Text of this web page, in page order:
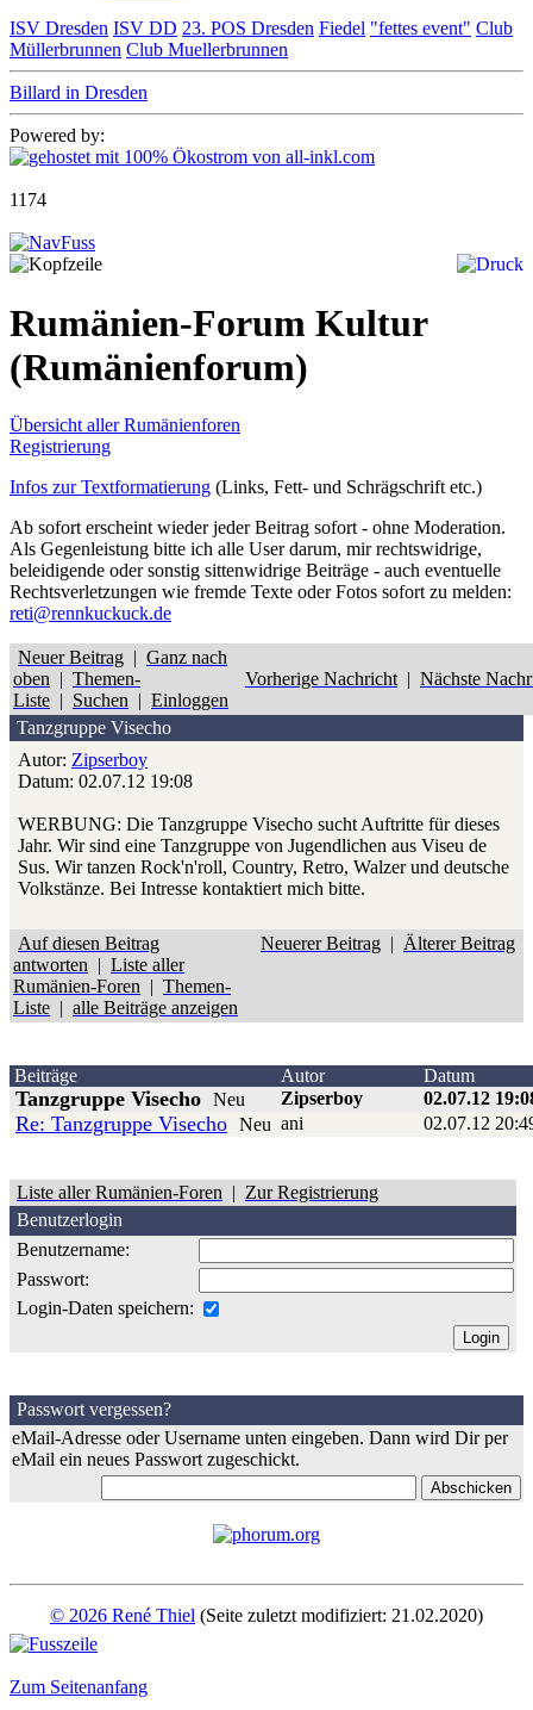
ISV Dresden ISV DD 23. POS Dresden Fiedel "fettes event" Club
Müllerbrunnen Club Muellerbrunnen
Billard in Dresden
Powered by:
1174
Rumänien-Forum Kultur
(Rumänienforum)
Übersicht aller Rumänienforen
Registrierung
Infos zur Textformatierung (Links, Fett- und Schrägschrift etc.)
Ab sofort erscheint wieder jeder Beitrag sofort - ohne Moderation.
Als Gegenleistung bitte ich alle User darum, mir rechtswidrige,
beleidigende oder sonstig sittenwidrige Beiträge - auch eventuelle
Rechtsverletzungen wie fremde Texte oder Fotos sofort zu melden:
reti@rennkuckuck.de
Neuer Beitrag | Ganz nach
oben | Themen-
Liste | Suchen | Einloggen
Vorherige Nachricht | Nächste
Tanzgruppe Visecho
Autor: Zipserboy
Datum: 02.07.12 19:08
WERBUNG: Die Tanzgruppe Visecho sucht Auftritte für dieses
Jahr. Wir sind eine Tanzgruppe von Jugendlichen aus Viseu de
Sus. Wir tanzen Rock'n'roll, Country, Retro, Walzer und deutsche
Volkstänze. Bei Intresse kontaktiert mich bitte.
Auf diesen Beitrag
antworten | Liste aller
Rumänien-Foren | Themen-
Liste | alle Beiträge anzeigen
Neuerer Beitrag | Älterer Beitrag
Beiträge Autor Datum
Tanzgruppe Visecho Neu Zipserboy 02.07.12
Re: Tanzgruppe Visecho Neu ani 02.07.12
Liste aller Rumänien-Foren | Zur Registrierung
Benutzerlogin
Benutzername:
Passwort:
Login-Daten speichern:
Passwort vergessen?
eMail-Adresse oder Username unten eingeben. Dann wird Dir per
eMail ein neues Passwort zugeschickt.
© 2026 René Thiel (Seite zuletzt modifiziert: 21.02.2020)
Zum Seitenanfang